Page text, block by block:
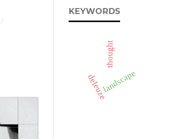
/
KEYWORDS
deleuzelandscape
thought